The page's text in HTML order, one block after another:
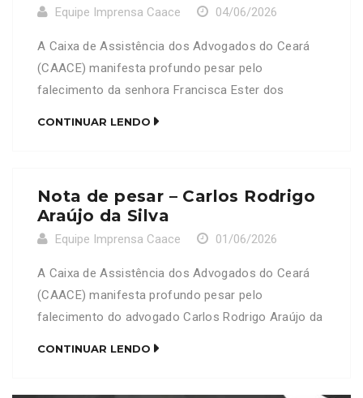
Equipe Imprensa Caace 04/06/2026
A Caixa de Assistência dos Advogados do Ceará
(CAACE) manifesta profundo pesar pelo
falecimento da senhora Francisca Ester dos
condolências. Desejamos que o conforto e a […]
CONTINUAR LENDO
Nota de pesar – Carlos Rodrigo
Araújo da Silva
Equipe Imprensa Caace 01/06/2026
A Caixa de Assistência dos Advogados do Ceará
(CAACE) manifesta profundo pesar pelo
falecimento do advogado Carlos Rodrigo Araújo da
CONTINUAR LENDO